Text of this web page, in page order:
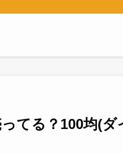
てる？100均(ダ